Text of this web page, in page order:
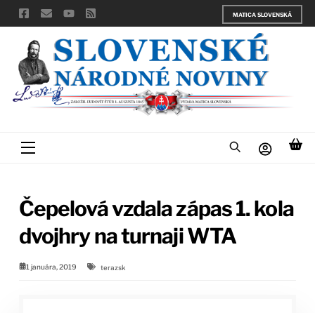
Skip
to
content
MATICA SLOVENSKÁ
Menu
Čepelová vzdala zápas 1. kola
dvojhry na turnaji WTA
1 januára, 2019 terazsk